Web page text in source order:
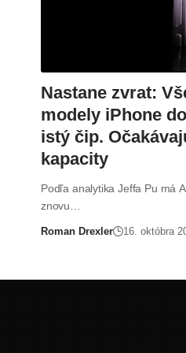
Nastane zvrat:
modely iPhone
istý čip.
kapacity
Podľa analytika Jeffa Pu má
znovu…
Roman Drexler 16. októbra